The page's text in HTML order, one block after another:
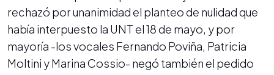
rechazó por unanimidad el planteo de nulidad que
había interpuesto la UNT el 18 de mayo, y por
mayoría -los vocales Fernando Poviña, Patricia
Moltini y Marina Cossio- negó también el pedido